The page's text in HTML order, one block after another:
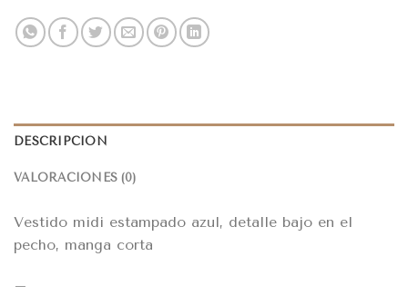
DESCRIPCIÓN
VALORACIONES (0)
Vestido midi estampado azul, detalle bajo en el
pecho, manga corta
–